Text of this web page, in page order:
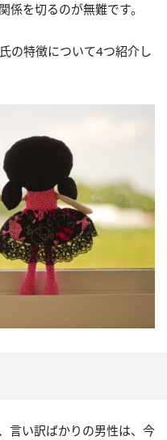
係を切るのが無難です。
の特徴について4つ紹介し
言い訳ばかりの男性は、今